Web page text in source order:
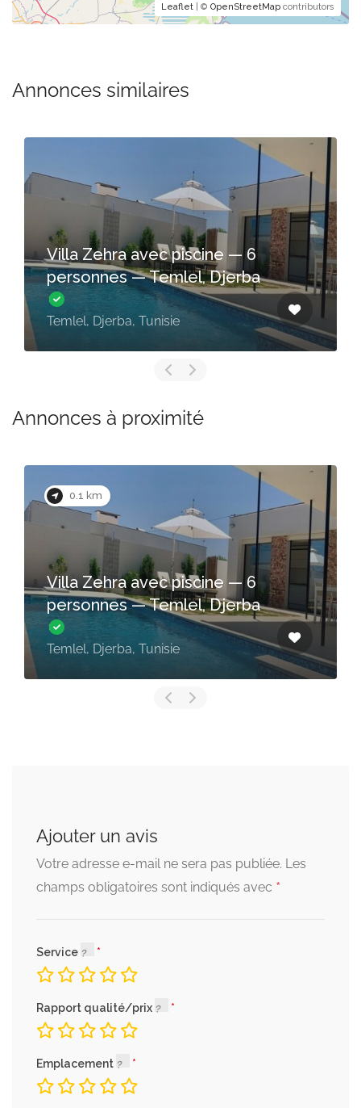
Leaflet | © OpenStreetMap contributors
Annonces similaires
Villa Zehra avec piscine — 6
personnes — Temlel, Djerba
Temlel, Djerba, Tunisie
Annonces à proximité
0.1 km
Villa Zehra avec piscine — 6
personnes — Temlel, Djerba
Temlel, Djerba, Tunisie
Ajouter un avis
Votre adresse e-mail ne sera pas publiée. Les
champs obligatoires sont indiqués avec *
Service
Rapport qualité/prix
Emplacement